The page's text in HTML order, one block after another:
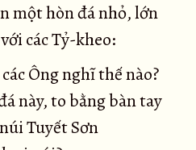
một hòn đá nhỏ, lớn
các Tỷ-kheo:
Ông nghĩ thế nào?
này, to bằng bàn tay
Tuyết Sơn